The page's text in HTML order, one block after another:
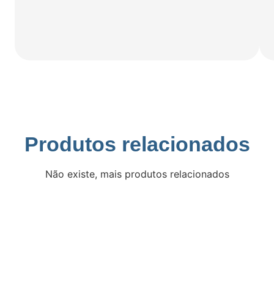
Produtos relacionados
Não existe, mais produtos relacionados